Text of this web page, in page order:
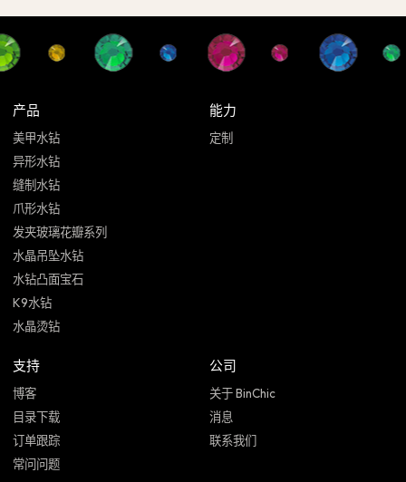
产品
美甲水钻
异形水钻
缝制水钻
爪形水钻
发夹玻璃花瓣系列
水晶吊坠水钻
水钻凸面宝石
K9水钻
水晶烫钻
能力
定制
支持
博客
目录下载
订单跟踪
常问问题
公司
关于 BinChic
消息
联系我们